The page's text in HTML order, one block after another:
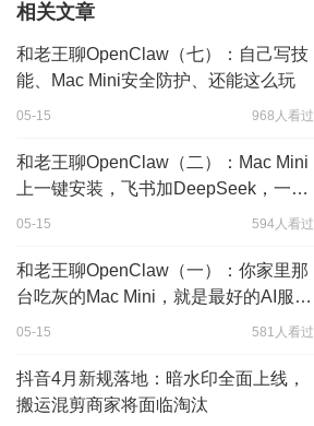
相关文章
和老王聊OpenClaw（七）：自己写技
能、Mac Mini安全防护、还能这么玩
05-15 968人看过
和老王聊OpenClaw（二）：Mac Mini
上一键安装，飞书加DeepSeek，一集
短剧的时间搞定
05-15 594人看过
和老王聊OpenClaw（一）：你家里那
台吃灰的Mac Mini，就是最好的AI服务
器
05-15 581人看过
抖音4月新规落地：暗水印全面上线，
搬运混剪商家将面临淘汰